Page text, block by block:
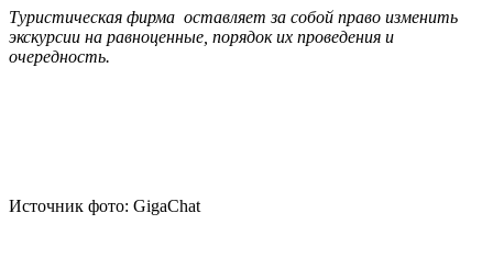
Туристическая фирма оставляет за собой право изменить
экскурсии на равноценные, порядок их проведения и
очередность.
Источник фото: GigaChat